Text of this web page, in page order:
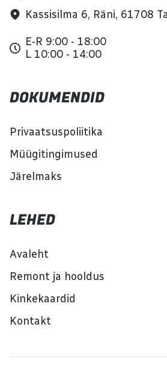
Kassisilma 6, Räni, 61708
E-R 9:00 - 18:00
L 10:00 - 14:00
DOKUMENDID
Privaatsuspoliitika
Müügitingimused
Järelmaks
LEHED
Avaleht
Remont ja hooldus
Kinkekaardid
Kontakt